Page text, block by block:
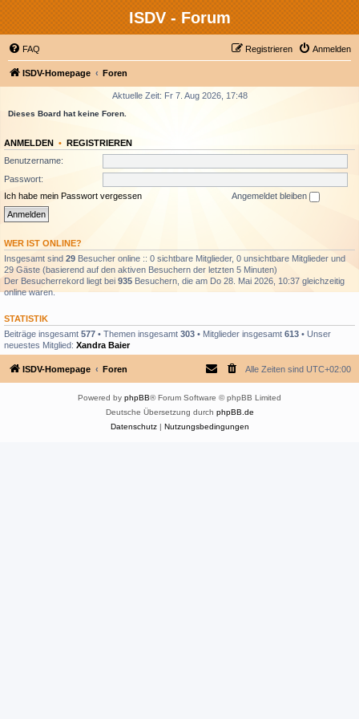
ISDV - Forum
FAQ Anmelden
Registrieren
ISDV-Homepage Foren
Aktuelle Zeit: Fr 7. Aug 2026, 17:48
Dieses Board hat keine Foren.
ANMELDEN • REGISTRIEREN
Benutzername:
Passwort:
Ich habe mein Passwort vergessen
Angemeldet bleiben
WER IST ONLINE?
Insgesamt sind 29 Besucher online :: 0 sichtbare Mitglieder, 0 unsichtbare Mitglieder und
29 Gäste (basierend auf den aktiven Besuchern der letzten 5 Minuten)
Der Besucherrekord liegt bei 935 Besuchern, die am Do 28. Mai 2026, 10:37 gleichzeitig
online waren.
STATISTIK
Beiträge insgesamt 577 • Themen insgesamt 303 • Mitglieder insgesamt 613 • Unser
neuestes Mitglied: Xandra Baier
ISDV-Homepage Foren Alle Zeiten sind UTC+02:00
Powered by phpBB® Forum Software © phpBB Limited
Deutsche Übersetzung durch phpBB.de
Datenschutz| Nutzungsbedingungen